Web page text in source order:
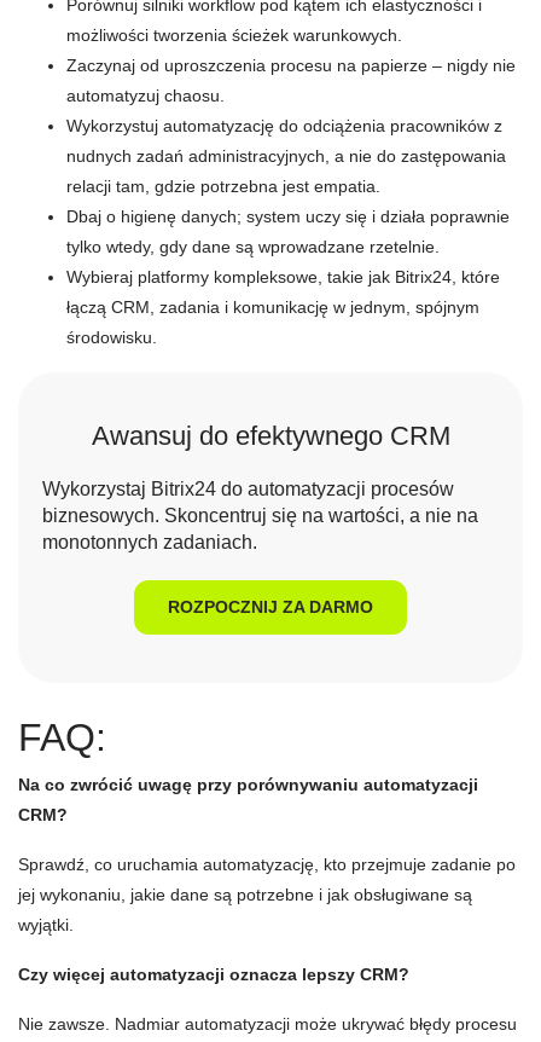
Porównuj silniki workflow pod kątem ich elastyczności i
możliwości tworzenia ścieżek warunkowych.
Zaczynaj od uproszczenia procesu na papierze – nigdy nie
automatyzuj chaosu.
Wykorzystuj automatyzację do odciążenia pracowników z
nudnych zadań administracyjnych, a nie do zastępowania
relacji tam, gdzie potrzebna jest empatia.
Dbaj o higienę danych; system uczy się i działa poprawnie
tylko wtedy, gdy dane są wprowadzane rzetelnie.
Wybieraj platformy kompleksowe, takie jak Bitrix24, które
łączą CRM, zadania i komunikację w jednym, spójnym
środowisku.
Awansuj do efektywnego CRM
Wykorzystaj Bitrix24 do automatyzacji procesów
biznesowych. Skoncentruj się na wartości, a nie na
monotonnych zadaniach.
ROZPOCZNIJ ZA DARMO
FAQ:
Na co zwrócić uwagę przy porównywaniu automatyzacji
CRM?
Sprawdź, co uruchamia automatyzację, kto przejmuje zadanie po
jej wykonaniu, jakie dane są potrzebne i jak obsługiwane są
wyjątki.
Czy więcej automatyzacji oznacza lepszy CRM?
Nie zawsze. Nadmiar automatyzacji może ukrywać błędy procesu